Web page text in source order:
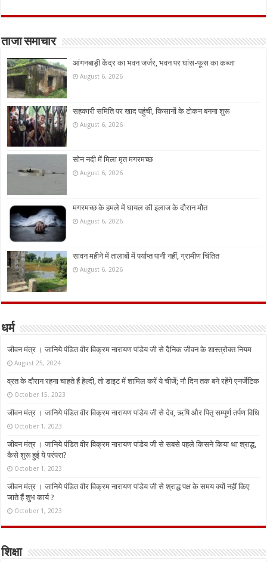
ताजा समाचार
आंगनबाड़ी केंद्र का भवन जर्जर, भवन पर घांस-फूस का कब्जा
August 6, 2026
सहकारी समिति पर खाद पहुंची, किसानों के टोकन बनना शुरू
August 6, 2026
सोन नदी में मिला मृत मगरमच्छ
August 6, 2026
मगरमच्छ के हमले में घायल की इलाज के दौरान मौत
August 6, 2026
सावन महीने में तालाबों में पर्याप्त पानी नहीं, ग्रामीण चिंतित
August 6, 2026
धर्म
जीवन मंत्र । जानिये पंडित वीर विक्रम नारायण पांडेय जी से दैनिक जीवन के शास्त्रोक्त नियम
August 25, 2024
व्रत के दौरान रहना चाहते हैं हेल्दी, तो डाइट में शामिल करें ये चीजें; नौ दिन तक बने रहेंगे एनर्जेटिक
October 15, 2023
जीवन मंत्र । जानिये पंडित वीर विक्रम नारायण पांडेय जी से देव, ऋषि और पितृ सम्पूर्ण तर्पण विधि
October 1, 2023
जीवन मंत्र । जानिये पंडित वीर विक्रम नारायण पांडेय जी से सबसे पहले किसने किया था श्राद्ध,
कैसे शुरू हुई ये परंपरा?
October 1, 2023
जीवन मंत्र । जानिये पंडित वीर विक्रम नारायण पांडेय जी से श्राद्ध पक्ष के समय क्यों नहीं किए
जाते हैं शुभ कार्य ?
October 1, 2023
शिक्षा